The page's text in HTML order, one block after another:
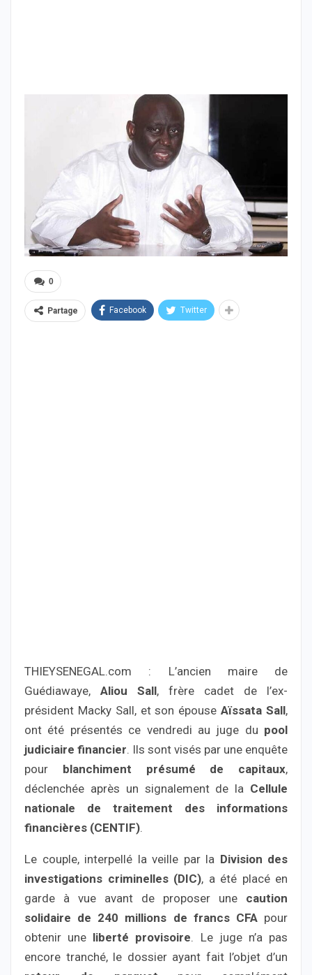
0
Partage Facebook Twitter
THIEYSENEGAL.com : L’ancien maire de
Guédiawaye, Aliou Sall, frère cadet de l’ex-
président Macky Sall, et son épouseAïssata Sall,
ont été présentés ce vendredi au juge du pool
judiciaire financier. Ils sont visés par une enquête
pour blanchiment présumé de capitaux,
déclenchée après un signalement de la Cellule
nationale de traitement des informations
financières (CENTIF).
Le couple, interpellé la veille par la Division des
investigations criminelles (DIC), a été placé en
garde à vue avant de proposer une caution
solidaire de 240 millions de francs CFApour
obtenir une liberté provisoire. Le juge n’a pas
encore tranché, le dossier ayant fait l’objet d’un